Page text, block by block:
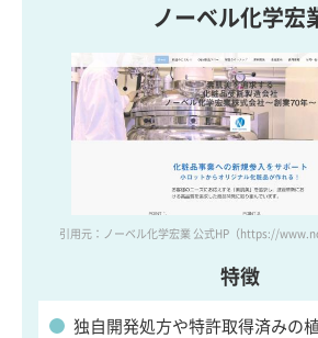
ノーベル化学宏
引用元：ノーベル化学宏業 公式HP（https://
特徴
独自開発処方や特許取得済みの